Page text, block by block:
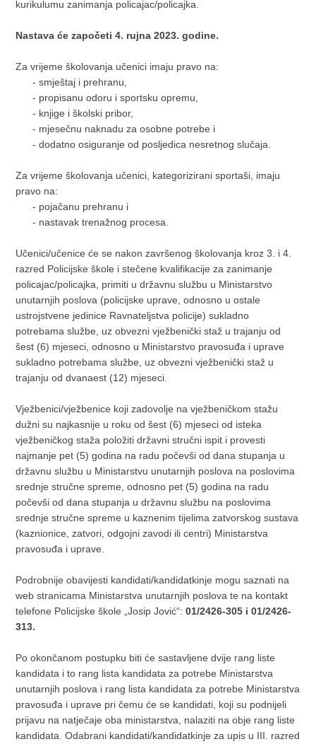
kurikulumu zanimanja policajac/policajka.
Nastava će započeti 4. rujna 2023. godine.
Za vrijeme školovanja učenici imaju pravo na:
- smještaj i prehranu,
- propisanu odoru i sportsku opremu,
- knjige i školski pribor,
- mjesečnu naknadu za osobne potrebe i
- dodatno osiguranje od posljedica nesretnog slučaja.
Za vrijeme školovanja učenici, kategorizirani sportaši, imaju
pravo na:
- pojačanu prehranu i
- nastavak trenažnog procesa.
Učenici/učenice će se nakon završenog školovanja kroz 3. i 4.
razred Policijske škole i stečene kvalifikacije za zanimanje
policajac/policajka, primiti u državnu službu u Ministarstvo
unutarnjih poslova (policijske uprave, odnosno u ostale
ustrojstvene jedinice Ravnateljstva policije) sukladno
potrebama službe, uz obvezni vježbenički staž u trajanju od
šest (6) mjeseci, odnosno u Ministarstvo pravosuđa i uprave
sukladno potrebama službe, uz obvezni vježbenički staž u
trajanju od dvanaest (12) mjeseci.
Vježbenici/vježbenice koji zadovolje na vježbeničkom stažu
dužni su najkasnije u roku od šest (6) mjeseci od isteka
vježbeničkog staža položiti državni stručni ispit i provesti
najmanje pet (5) godina na radu počevši od dana stupanja u
državnu službu u Ministarstvu unutarnjih poslova na poslovima
srednje stručne spreme, odnosno pet (5) godina na radu
počevši od dana stupanja u državnu službu na poslovima
srednje stručne spreme u kaznenim tijelima zatvorskog sustava
(kaznionice, zatvori, odgojni zavodi ili centri) Ministarstva
pravosuđa i uprave.
Podrobnije obavijesti kandidati/kandidatkinje mogu saznati na
web stranicama Ministarstva unutarnjih poslova te na kontakt
telefone Policijske škole „Josip Jović“:01/2426-305 i 01/2426-
313.
Po okončanom postupku biti će sastavljene dvije rang liste
kandidata i to rang lista kandidata za potrebe Ministarstva
unutarnjih poslova i rang lista kandidata za potrebe Ministarstva
pravosuđa i uprave pri čemu će se kandidati, koji su podnijeli
prijavu na natječaje oba ministarstva, nalaziti na obje rang liste
kandidata. Odabrani kandidati/kandidatkinje za upis u III. razred